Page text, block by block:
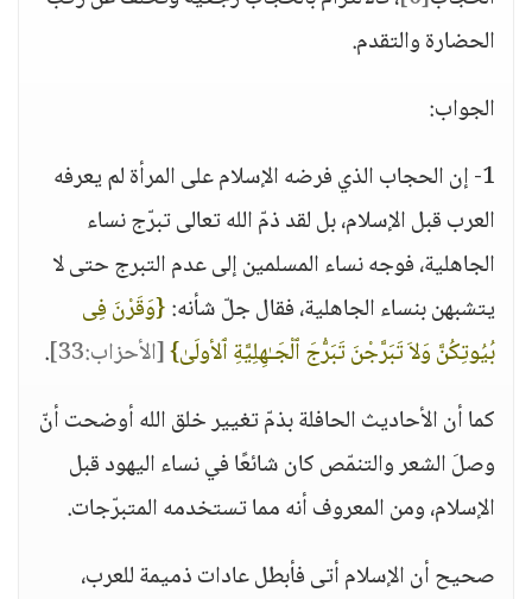
الحضارة والتقدم.
الجواب:
1- إن الحجاب الذي فرضه الإسلام على المرأة لم يعرفه
العرب قبل الإسلام، بل لقد ذمّ الله تعالى تبرّج نساء
الجاهلية، فوجه نساء المسلمين إلى عدم التبرج حتى لا
يتشبهن بنساء الجاهلية، فقال جلّ شأنه:{وَقَرْنَ فِى
بُيُوتِكُنَّ وَلاَ تَبَرَّجْنَ تَبَرُّجَ ٱلْجَـٰهِلِيَّةِ ٱلأولَىٰ}[الأحزاب:33]
.
كما أن الأحاديث الحافلة بذمّ تغيير خلق الله أوضحت أنّ
وصلَ الشعر والتنمّص كان شائعًا في نساء اليهود قبل
الإسلام، ومن المعروف أنه مما تستخدمه المتبرّجات.
صحيح أن الإسلام أتى فأبطل عادات ذميمة للعرب،